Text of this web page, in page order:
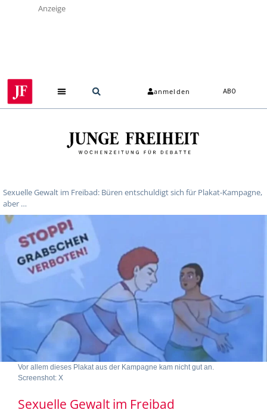
Anzeige
anmelden ABO
Sexuelle Gewalt im Freibad: Büren entschuldigt sich für Plakat-Kampagne,
aber …
Vor allem dieses Plakat aus der Kampagne kam nicht gut an.
Screenshot: X
Sexuelle Gewalt im Freibad